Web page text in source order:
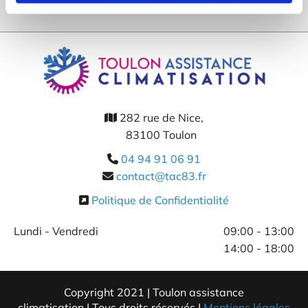
 282 rue de Nice,
83100 Toulon
 04 94 91 06 91
 contact@tac83.fr
 Politique de Confidentialité
Lundi - Vendredi
09:00 - 13:00
14:00 - 18:00
Copyright 2021 | Toulon assistance